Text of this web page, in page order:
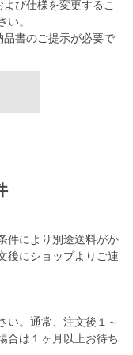
び仕様を変更するこ
。
書のご提示が必要で
件により別途送料がか
後にショップよりご連
い。通常、注文後１～
合は１ヶ月以上お待ち